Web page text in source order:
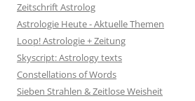
Zeitschrift Astrolog
Astrologie Heute - Aktuelle Themen
Loop! Astrologie + Zeitung
Skyscript: Astrology texts
Constellations of Words
Sieben Strahlen & Zeitlose Weisheit